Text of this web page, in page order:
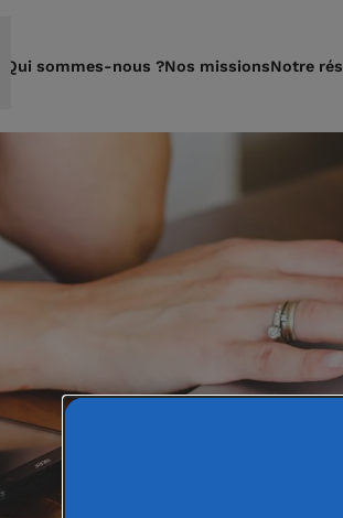
Qui sommes-nous ?Nos missionsNotre